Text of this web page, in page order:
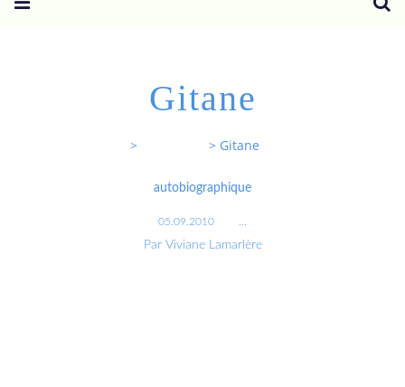
Gitane
> > Gitane
autobiographique
05.09.2010
Par Viviane Lamarlère